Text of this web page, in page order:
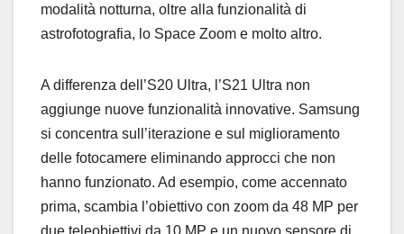
modalità notturna, oltre alla funzionalità di
astrofotografia, lo Space Zoom e molto altro.
A differenza dell’S20 Ultra, l’S21 Ultra non
aggiunge nuove funzionalità innovative. Samsung
si concentra sull’iterazione e sul miglioramento
delle fotocamere eliminando approcci che non
hanno funzionato. Ad esempio, come accennato
prima, scambia l’obiettivo con zoom da 48 MP per
due teleobiettivi da 10 MP e un nuovo sensore di